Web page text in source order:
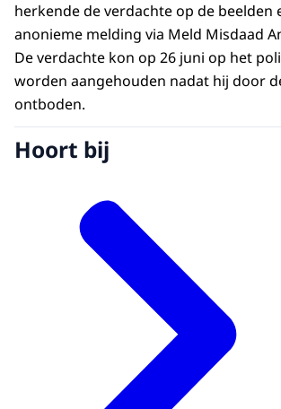
herkende de verdachte op de beelden
anonieme melding via Meld Misdaad
De verdachte kon op 26 juni op het
worden aangehouden nadat hij door
ontboden.
Hoort bij